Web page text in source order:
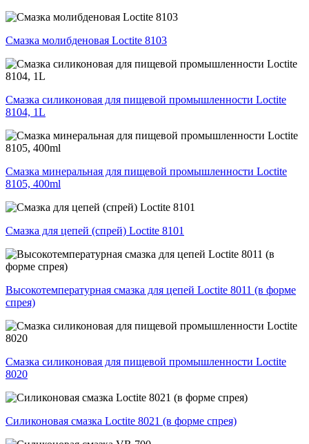
Смазка молибденовая Loctite 8103
Смазка силиконовая для пищевой промышленности Loctite
8104, 1L
Смазка минеральная для пищевой промышленности Loctite
8105, 400ml
Смазка для цепей (спрей) Loctite 8101
Высокотемпературная смазка для цепей Loctite 8011 (в форме
спрея)
Смазка силиконовая для пищевой промышленности Loctite
8020
Силиконовая смазка Loctite 8021 (в форме спрея)